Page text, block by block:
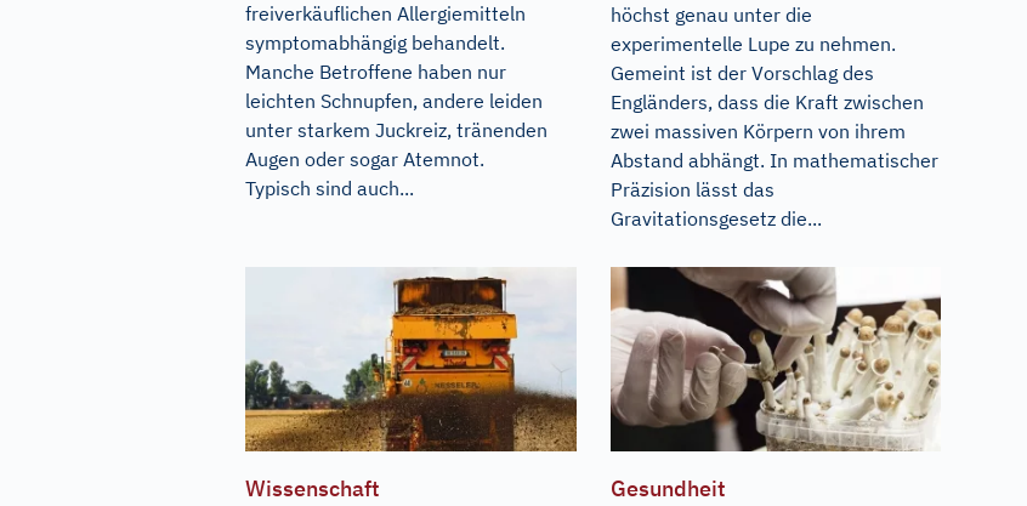
freiverkäuflichen Allergiemitteln
symptomabhängig behandelt.
Manche Betroffene haben nur
leichten Schnupfen, andere leiden
unter starkem Juckreiz, tränenden
Augen oder sogar Atemnot.
Typisch sind auch...
höchst genau unter die
experimentelle Lupe zu nehmen.
Gemeint ist der Vorschlag des
Engländers, dass die Kraft zwischen
zwei massiven Körpern von ihrem
Abstand abhängt. In mathematischer
Präzision lässt das
Gravitationsgesetz die...
Wissenschaft Gesundheit